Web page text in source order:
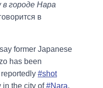
городе Нара
в
former Japanese
has been
#shot
in the city of#Nara,